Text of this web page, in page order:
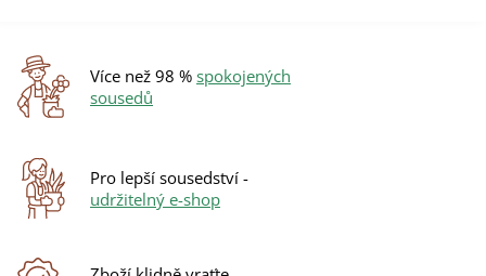
Více než 98 % spokojených
sousedů
Pro lepší sousedství -
udržitelný e-shop